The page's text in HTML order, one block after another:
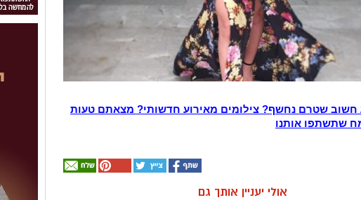
חשוב שטרם נחשף? צילומים מאירוע חדשותי? מצאתם טעות
שתשתפו אותנו
אולי יעניין אותך גם